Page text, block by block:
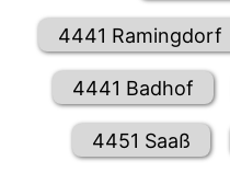
4441 Ramingdorf
4441 Badhof
4451 Saaß